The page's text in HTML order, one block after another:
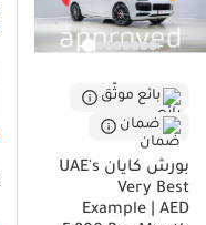
بائع موثّق
ضمان
بورش كايان UAE's
Very Best
Example | AED